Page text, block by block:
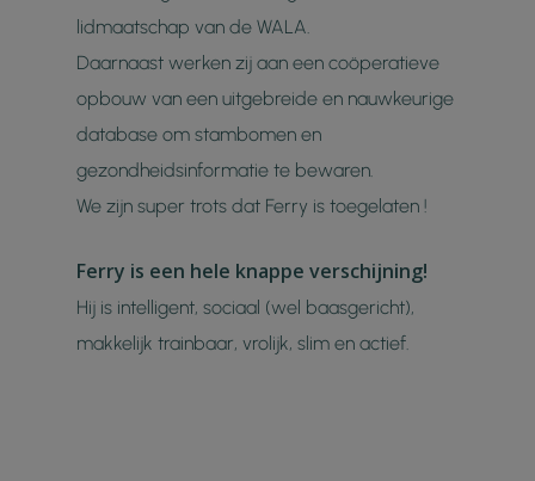
lidmaatschap van de WALA.
Daarnaast werken zij aan een coöperatieve
opbouw van een uitgebreide en nauwkeurige
database om stambomen en
gezondheidsinformatie te bewaren.
We zijn super trots dat Ferry is toegelaten !
Ferry is een hele knappe verschijning!
Hij is intelligent, sociaal (wel baasgericht),
makkelijk trainbaar, vrolijk, slim en actief.